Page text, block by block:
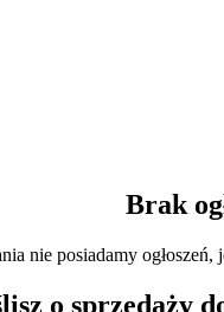
Brak
nie posiadamy ogłoszeń,
o sprzedaży